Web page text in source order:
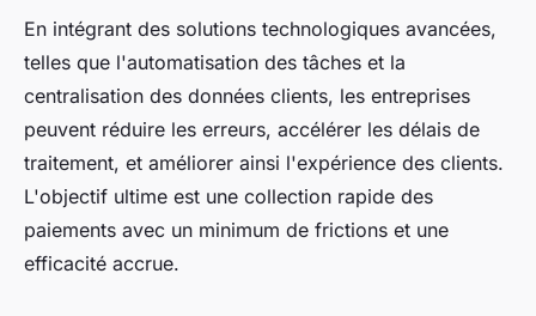
En intégrant des solutions technologiques avancées,
telles que l'automatisation des tâches et la
centralisation des données clients, les entreprises
peuvent réduire les erreurs, accélérer les délais de
traitement, et améliorer ainsi l'expérience des clients.
L'objectif ultime est une collection rapide des
paiements avec un minimum de frictions et une
efficacité accrue.